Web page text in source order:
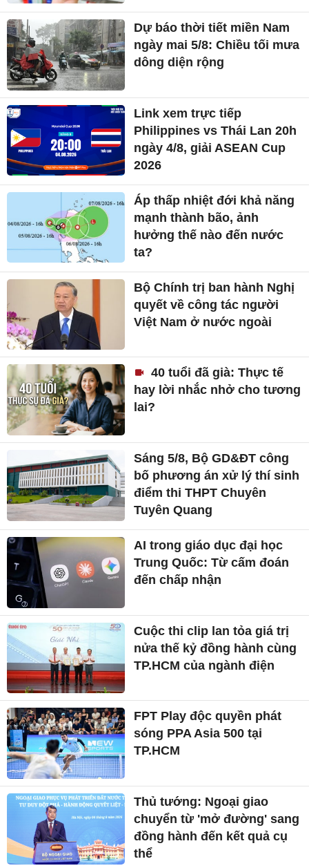
Dự báo thời tiết miền Nam
ngày mai 5/8: Chiều tối mưa
dông diện rộng
Link xem trực tiếp
Philippines vs Thái Lan 20h
ngày 4/8, giải ASEAN Cup
2026
Áp thấp nhiệt đới khả năng
mạnh thành bão, ảnh
hưởng thế nào đến nước
ta?
Bộ Chính trị ban hành Nghị
quyết về công tác người
Việt Nam ở nước ngoài
40 tuổi đã già: Thực tế
hay lời nhắc nhở cho tương
lai?
Sáng 5/8, Bộ GD&ĐT công
bố phương án xử lý thí sinh
điểm thi THPT Chuyên
Tuyên Quang
AI trong giáo dục đại học
Trung Quốc: Từ cấm đoán
đến chấp nhận
Cuộc thi clip lan tỏa giá trị
nửa thế kỷ đồng hành cùng
TP.HCM của ngành điện
FPT Play độc quyền phát
sóng PPA Asia 500 tại
TP.HCM
Thủ tướng: Ngoại giao
chuyển từ 'mở đường' sang
đồng hành đến kết quả cụ
thể